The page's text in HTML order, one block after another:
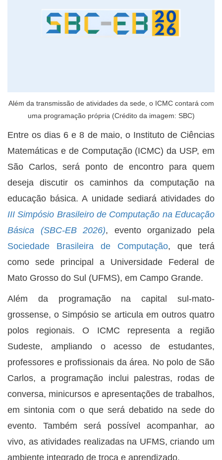
Além da transmissão de atividades da sede, o ICMC contará com
uma programação própria (Crédito da imagem: SBC)
Entre os dias 6 e 8 de maio, o Instituto de Ciências
Matemáticas e de Computação (ICMC) da USP, em
São Carlos, será ponto de encontro para quem
deseja discutir os caminhos da computação na
educação básica. A unidade sediará atividades do
III Simpósio Brasileiro de Computação na Educação
Básica (SBC-EB 2026), evento organizado pela
Sociedade Brasileira de Computação, que terá
como sede principal a Universidade Federal de
Mato Grosso do Sul (UFMS), em Campo Grande.
Além da programação na capital sul-mato-
grossense, o Simpósio se articula em outros quatro
polos regionais. O ICMC representa a região
Sudeste, ampliando o acesso de estudantes,
professores e profissionais da área. No polo de São
Carlos, a programação inclui palestras, rodas de
conversa, minicursos e apresentações de trabalhos,
em sintonia com o que será debatido na sede do
evento. Também será possível acompanhar, ao
vivo, as atividades realizadas na UFMS, criando um
ambiente integrado de troca e aprendizado.